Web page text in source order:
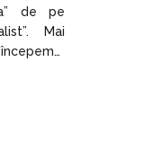
de pe
Mai